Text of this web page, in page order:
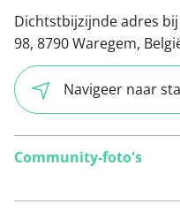
Dichtstbijzijnde adres
98, 8790 Waregem,
Navigeer naar
Community-foto's